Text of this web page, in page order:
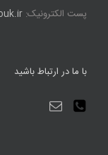
پست الکترونیک:
با ما در ارتباط باشید